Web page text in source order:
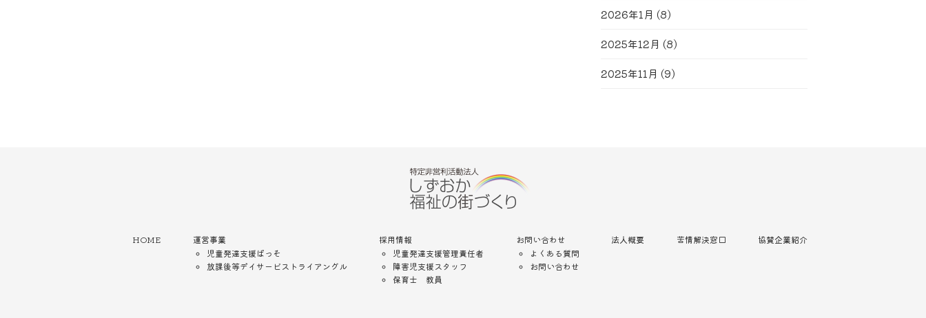
2026年1月 (8)
2025年12月 (8)
2025年11月 (9)
HOME
運営事業
児童発達支援ぱっそ
放課後等デイサービストライアングル
採用情報
児童発達支援管理責任者
障害児支援スタッフ
保育士 教員
お問い合わせ
よくある質問
お問い合わせ
法人概要 苦情解決窓口 協賛企業紹介